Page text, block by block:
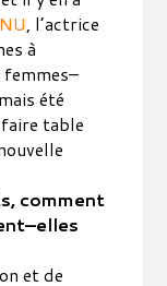
, l’actrice
à
été
faire table
comment
et de